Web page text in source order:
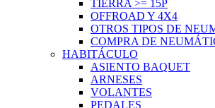
TIERRA >= 15P
OFFROAD Y 4X4
OTROS TIPOS DE
COMPRA DE
HABITÁCULO
ASIENTO BAQUET
ARNESES
VOLANTES
PEDALES